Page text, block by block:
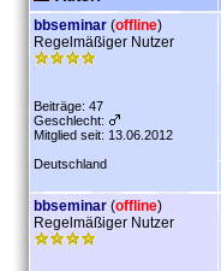
bbseminar (offline)
Regelmäßiger Nutzer
Beiträge: 47
Geschlecht:
Mitglied seit: 13.06.2012
Deutschland
bbseminar (offline)
Regelmäßiger Nutzer